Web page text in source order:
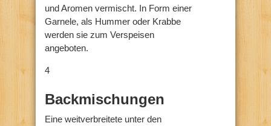
und Aromen vermischt. In Form einer
Garnele, als Hummer oder Krabbe
werden sie zum Verspeisen
angeboten.
4
Backmischungen
Eine weitverbreitete unter den